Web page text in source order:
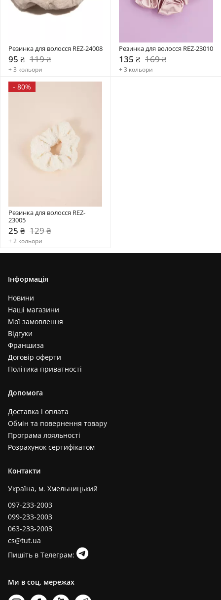
Резинка для волосся REZ-24008
95 ₴ 119 ₴
+ 3 кольори
Резинка для волосся REZ-23010
135 ₴ 169 ₴
+ 3 кольори
- 80%
Резинка для волосся REZ-
23005
25 ₴ 129 ₴
+ 2 кольори
Інформація
Новини
Наші магазини
Мої замовлення
Відгуки
Франшиза
Договір оферти
Політика приватності
Допомога
Доставка і оплата
Обмін та повернення товару
Програма лояльності
Розрахунок сертифікатом
Контакти
Україна, м. Хмельницький
097-233-2003
099-233-2003
063-233-2003
cs@tut.ua
Пишіть в Телеграм:
Ми в соц. мережах